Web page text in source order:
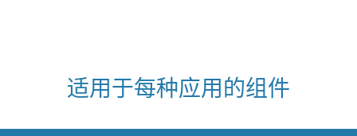
适用于每种应用的组件